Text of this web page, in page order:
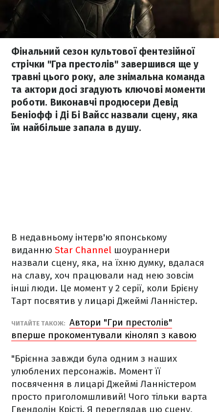
Фінальний сезон культової фентезійної
стрічки "Гра престолів" завершився ще у
травні цього року, але знімальна команда
та актори досі згадують ключові моменти
роботи. Виконавчі продюсери Девід
Беніофф і Ді Бі Вайсс назвали сцену, яка
їм найбільше запала в душу.
В недавньому інтерв'ю японському
виданню Star Channel шоураннери
назвали сцену, яка, на їхню думку, вдалася
на славу, хоч працювали над нею зовсім
інші люди. Це момент у 2 серії, коли Брієну
Тарт посвятив у лицарі Джеймі Ланністер.
ЧИТАЙТЕ ТАКОЖ: Автори "Гри престолів"
вперше прокоментували кіноляп з кавою
"Брієнна завжди була одним з наших
улюблених персонажів. Момент її
посвячення в лицарі Джеймі Ланністером
просто приголомшливий! Чого тільки варта
Гвендолін Крісті. Я переглядав цю сцену,